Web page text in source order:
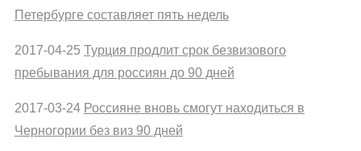
Петербурге составляет пять недель
2017-04-25 Турция продлит срок безвизового
пребывания для россиян до 90 дней
2017-03-24 Россияне вновь смогут находиться в
Черногории без виз 90 дней